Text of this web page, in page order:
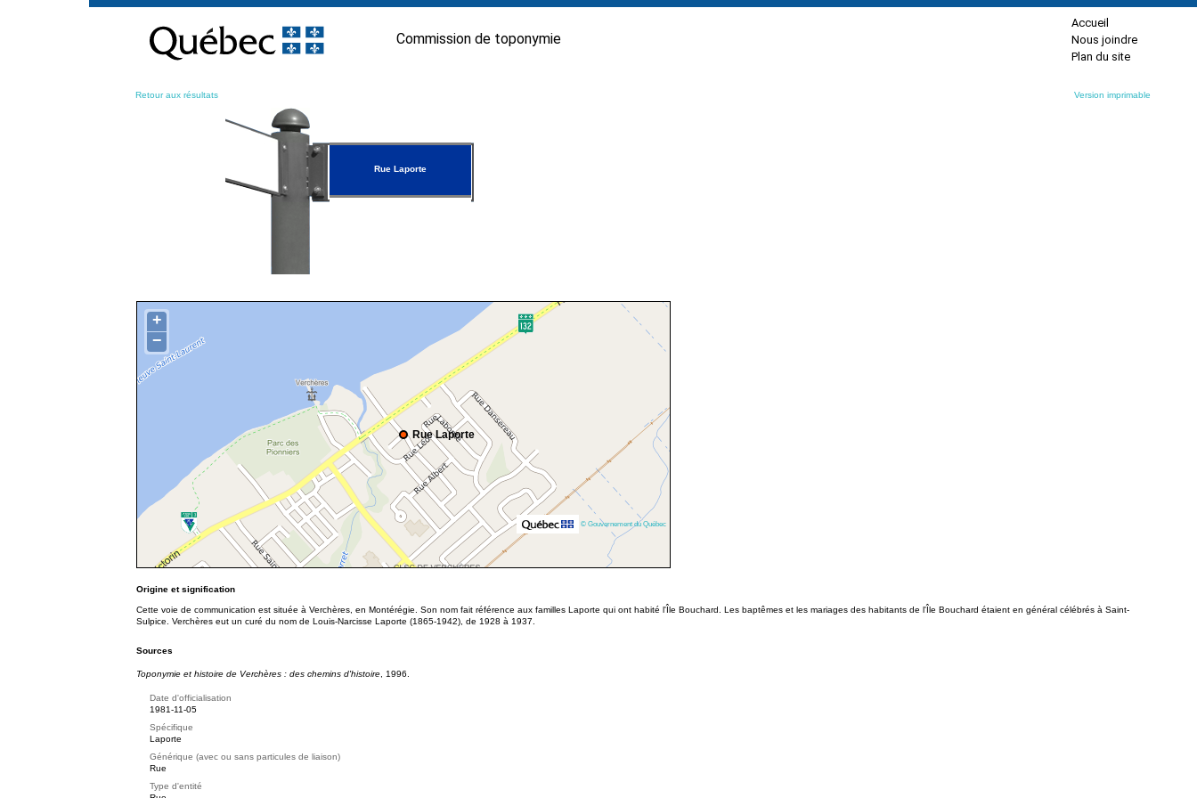
contenu
Commission de toponymie
Accueil
Nous joindre
Plan du site
Retour aux résultats Version imprimable
Rue Laporte
Rue Laporte
+
−
© Gouvernement du Québec
Origine et signification
Cette voie de communication est située à Verchères, en Montérégie. Son nom fait référence aux familles Laporte qui ont habité l'Île Bouchard. Les baptêmes et les mariages des habitants de l'Île Bouchard étaient en général célébrés à Saint-
Sulpice. Verchères eut un curé du nom de Louis-Narcisse Laporte (1865-1942), de 1928 à 1937.
Sources
Toponymie et histoire de Verchères : des chemins d'histoire , 1996.
Date d'officialisation
1981-11-05
Spécifique
Laporte
Générique (avec ou sans particules de liaison)
Rue
Type d'entité